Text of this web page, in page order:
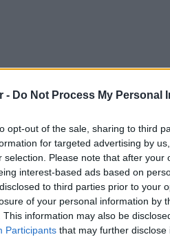
- Do Not Process My Personal
opt-out of the sale, sharing to third
for targeted advertising by
selection. Please note that after
interest-based ads based on
to third parties prior to your
of your personal information by
This information may also be
Participants that may further disclose
χρειαστεί να υποβάλουν εκ
του Market Pass θα
δηλώσεις που
ενίσχυση μέσω
εξακολουθούν να είναι
ίδια κάρτα, η οποία
2023.